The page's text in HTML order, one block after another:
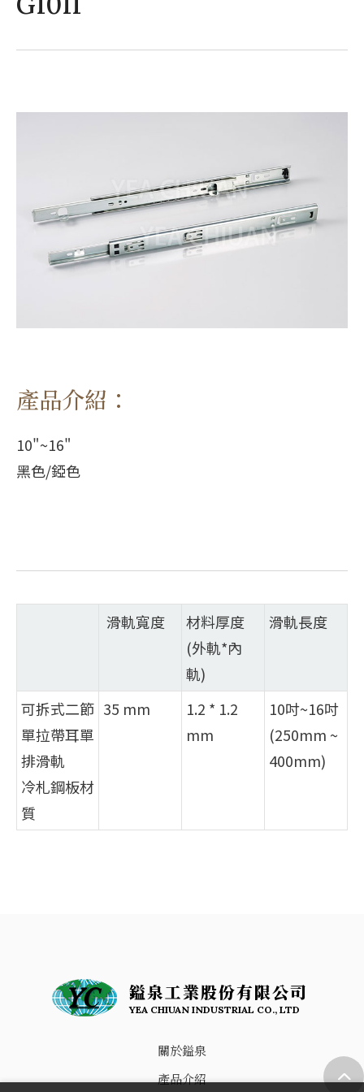
產品介紹：
10"~16"
黑色/錏色
滑軌寬度
材料厚度
(外軌*內
軌)
滑軌長度
可拆式二節
單拉帶耳單
排滑軌
冷札鋼板材
質
35 mm
1.2 * 1.2
mm
10吋~16吋
(250mm ~
400mm)
鎰泉工業股份有限公司
YEA CHIUAN INDUSTRIAL CO., LTD
關於鎰泉
產品介紹